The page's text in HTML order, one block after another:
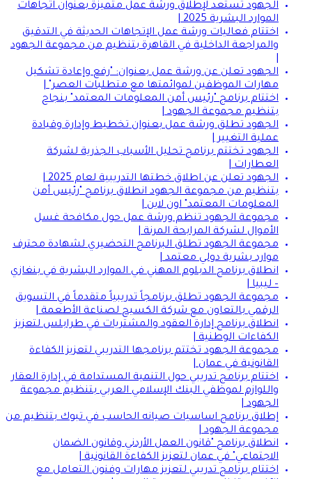
الجهود تستعد لإطلاق ورشة عمل متميزة بعنوان اتجاهات
الموارد البشرية 2025 |
اختتام فعاليات ورشة عمل الإتجاهات الحديثة في التدقيق
والمراجعة الداخلية في القاهرة بتنظيم من مجموعة الجهود
الجهود تعلن عن ورشة عمل بعنوان: "رفع وإعادة تشكيل
مهارات الموظفين لموائمتها مع متطلبات العصر" |
اختتام برنامج "رئيس أمن المعلومات المعتمد" بنجاح
بتنظيم مجموعة الجهود |
الجهود تطلق ورشة عمل بعنوان تخطيط وإدارة وقيادة
عملية التغيير |
الجهود تختتم برنامج تحليل الأسباب الجذرية لشركة
العطارات |
الجهود تعلن عن اطلاق خطتها التدريبية لعام 2025 |
بتنظيم من مجموعة الجهود انطلاق برنامج "رئيس أمن
المعلومات المعتمد" اون لاين |
مجموعة الجهود تنظم ورشة عمل حول مكافحة غسل
الأموال لشركة المرابحة المرنة |
مجموعة الجهود تطلق البرنامج التحضيري لشهادة محترف
موارد بشرية دولي معتمد |
انطلاق برنامج الدبلوم المهني في الموارد البشرية في بنغازي
– ليبيا |
مجموعة الجهود تطلق برنامجاً تدريبياً متقدماً في التسويق
الرقمي بالتعاون مع شركة الكسيح لصناعة الأطعمة |
انطلاق برنامج إدارة العقود والمشتريات في طرابلس لتعزيز
الكفاءات الوطنية |
مجموعة الجهود تختتم برنامجها التدريبي لتعزيز الكفاءة
القانونية في عمان |
اختتام برنامج تدريبي حول التنمية المستدامة في إدارة العقار
واللوازم لموظفي البنك الإسلامي العربي بتنظيم مجموعة
الجهود |
إطلاق برنامج اساسيات صيانه الحاسب في تبوك بتنظيم من
مجموعة الجهود |
انطلاق برنامج "قانون العمل الأردني وقانون الضمان
الاجتماعي" في عمان لتعزيز الكفاءة القانونية |
اختتام برنامج تدريبي لتعزيز مهارات وفنون التعامل مع